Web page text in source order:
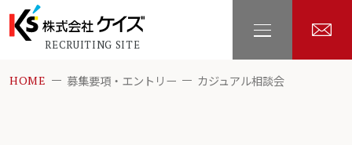
RECRUITING SITE
HOME 募集要項・エントリー カジュアル相談会